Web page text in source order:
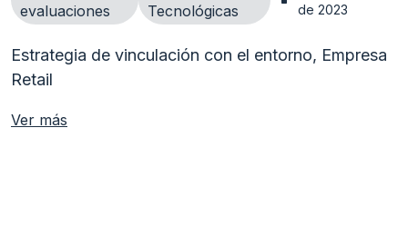
evaluaciones
Tecnológicas
de 2023
Estrategia de vinculación con el entorno, Empresa
Retail
Ver más